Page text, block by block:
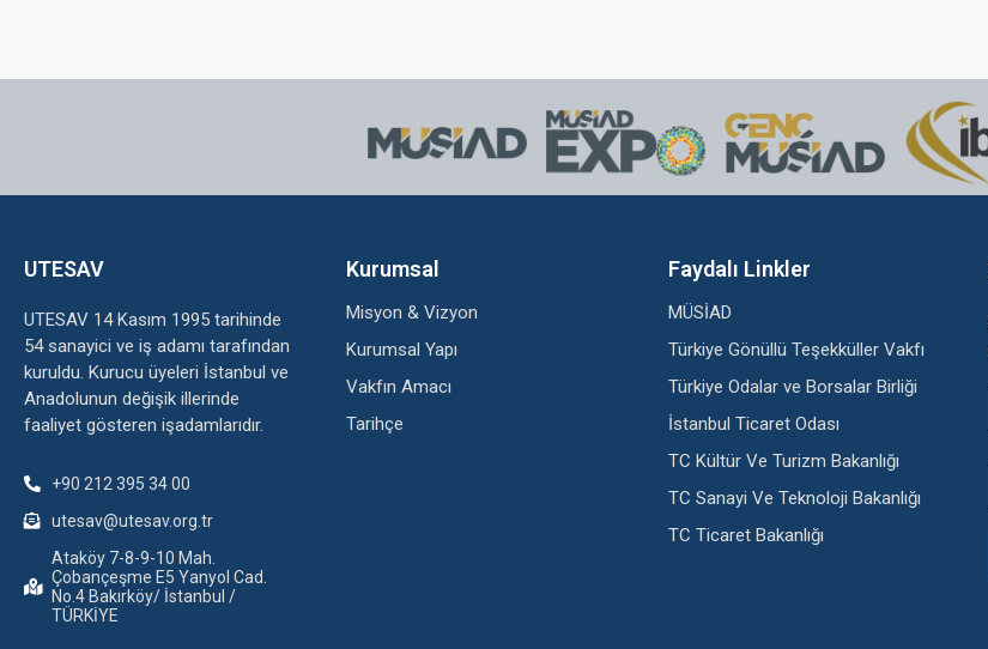
UTESAV
UTESAV 14 Kasım 1995 tarihinde
54 sanayici ve iş adamı tarafından
kuruldu. Kurucu üyeleri İstanbul ve
Anadolunun değişik illerinde
faaliyet gösteren işadamlarıdır.
+90 212 395 34 00
utesav@utesav.org.tr
Ataköy 7-8-9-10 Mah.
Çobançeşme E5 Yanyol Cad.
No.4 Bakırköy/ İstanbul /
TÜRKİYE
Kurumsal
Misyon & Vizyon
Kurumsal Yapı
Vakfın Amacı
Tarihçe
Faydalı Linkler
MÜSİAD
Türkiye Gönüllü Teşekküller Vakfı
Türkiye Odalar ve Borsalar Birliği
İstanbul Ticaret Odası
TC Kültür Ve Turizm Bakanlığı
TC Sanayi Ve Teknoloji Bakanlığı
TC Ticaret Bakanlığı